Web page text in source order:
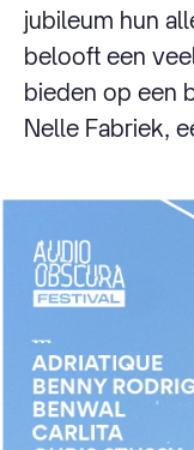
jubileum hun
belooft een
bieden op een
Nelle Fabriek,